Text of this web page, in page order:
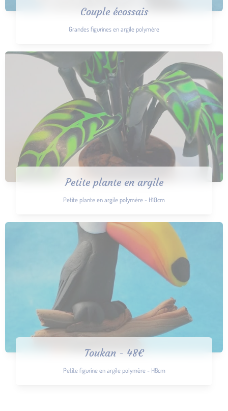
Couple écossais
Grandes figurines en argile polymère
Petite plante en argile
Petite plante en argile polymère - H10cm
Toukan - 48€
Petite figurine en argile polymère - H8cm